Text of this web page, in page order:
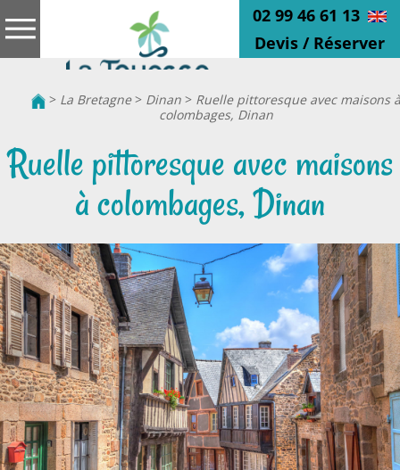
02 99 46 61 13
Devis / Réserver
> La Bretagne> Dinan> Ruelle pittoresque avec maisons à
colombages, Dinan
Ruelle pittoresque avec maisons
à colombages, Dinan